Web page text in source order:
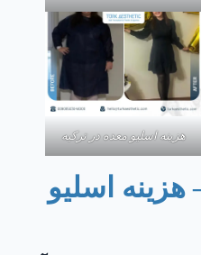
هزینه اسلیو معده در ترکیه
اسلیو